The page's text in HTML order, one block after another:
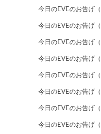
今日のEVEのお告げ
今日のEVEのお告げ
今日のEVEのお告げ
今日のEVEのお告げ
今日のEVEのお告げ
今日のEVEのお告げ
今日のEVEのお告げ
今日のEVEのお告げ